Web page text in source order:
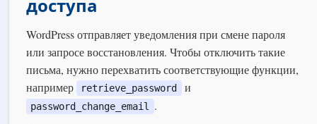
доступа
WordPress отправляет уведомления при смене пароля
или запросе восстановления. Чтобы отключить такие
письма, нужно перехватить соответствующие функции,
например
retrieve_password и
password_change_email .